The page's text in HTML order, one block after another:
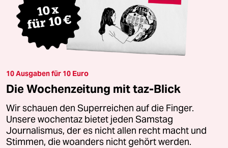
10 Ausgaben für 10 Euro
Die Wochenzeitung mit taz-Blick
Wir schauen den Superreichen auf die Finger.
Unsere wochentaz bietet jeden Samstag
Journalismus, der es nicht allen recht macht und
Stimmen, die woanders nicht gehört werden.